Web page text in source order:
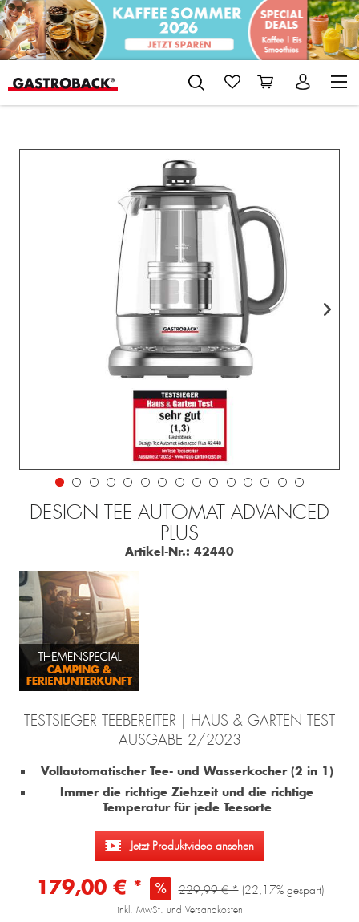
DESIGN TEE AUTOMAT ADVANCED
PLUS
Artikel-Nr.: 42440
TESTSIEGER TEEBEREITER | HAUS & GARTEN TEST
AUSGABE 2/2023
Vollautomatischer Tee- und Wasserkocher (2 in 1)
Immer die richtige Ziehzeit und die richtige
Temperatur für jede Teesorte
Jetzt Produktvideo ansehen
179,00 € * 229,99 € * (22,17% gespart)
inkl. MwSt. und Versandkosten